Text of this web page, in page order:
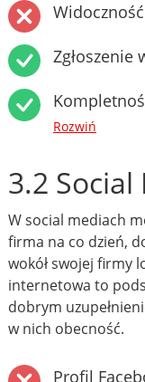
Zgłoszenie
Rozwiń
3.2 Social
W social mediach
firma na co dzień,
wokół swojej firmy
internetowa to
dobrym
w nich obecność.
Profil